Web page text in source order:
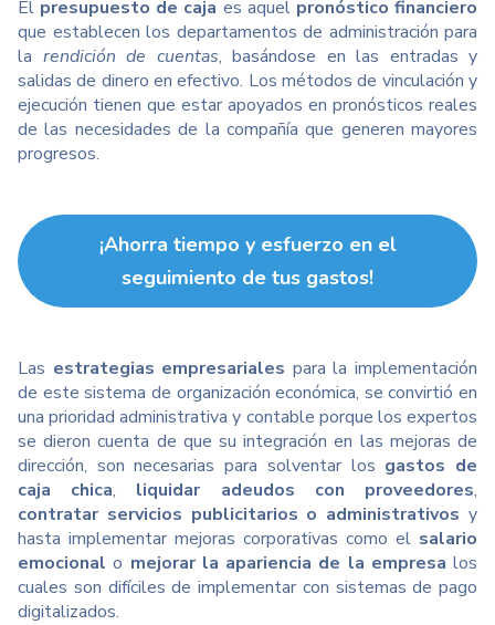
El presupuesto de caja es aquel pronóstico financiero
que establecen los departamentos de administración para
la rendición de cuentas, basándose en las entradas y
salidas de dinero en efectivo. Los métodos de vinculación y
ejecución tienen que estar apoyados en pronósticos reales
de las necesidades de la compañía que generen mayores
progresos.
¡Ahorra tiempo y esfuerzo en el
seguimiento de tus gastos!
Las estrategias empresariales para la implementación
de este sistema de organización económica, se convirtió en
una prioridad administrativa y contable porque los expertos
se dieron cuenta de que su integración en las mejoras de
dirección, son necesarias para solventar los gastos de
caja chica, liquidar adeudos con proveedores,
contratar servicios publicitarios o administrativos y
hasta implementar mejoras corporativas como el salario
emocionalo mejorar la apariencia de la empresa los
cuales son difíciles de implementar con sistemas de pago
digitalizados.